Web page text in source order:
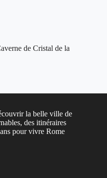
de Cristal de la
la belle ville de
des itinéraires
pour vivre Rome